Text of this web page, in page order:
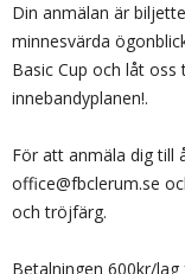
Din anmälan är
minnesvärda
Basic Cup och låt
innebandyplanen!.
För att anmäla dig till
office@fbclerum.se
och tröjfärg.
Betalningen 600kr/